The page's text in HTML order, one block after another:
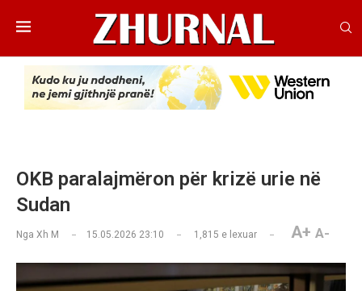
OKB paralajmëron për krizë urie në
Sudan
Nga Xh M 15.05.2026 23:10 1,815 e lexuar A+ A-